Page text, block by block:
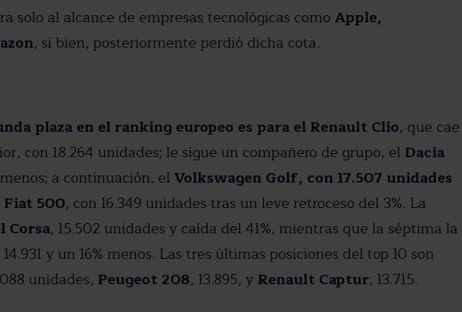
solo al alcance de empresas tecnológicas como Apple,
, si bien, posteriormente perdió dicha cota.
plaza en el ranking europeo es para el Renault Clio, que cae
con 18.264 unidades; le sigue un compañero de grupo, el Dacia
a continuación, elVolkswagen Golf, con 17.507 unidades
Fiat 500, con 16.349 unidades tras un leve retroceso del 3%. La
Corsa, 15.502 unidades y caída del 41%, mientras que la séptima la
y un 16% menos. Las tres últimas posiciones del top 10 son
unidades,Peugeot 208, 13.895, yRenault Captur, 13.715.